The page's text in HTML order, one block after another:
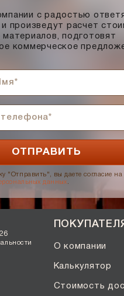
с радостью
произведут расчет
подготовят
коммерческое
"Отправить", вы даете согласие на
данных .
О компании
Калькулятор
Стоимость